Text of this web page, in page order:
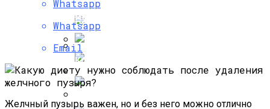
Что Можно И Нельзя Есть При
Пищевом Отравлении, Правильная
Диета Для Взрослых
Как Живет Мила Волчек, Бывшая
Возлюбленная Тимати, На Которой Он
Хотел Жениться
Жизнь Антона Макарского: От Успеха В
Кино До Счастливого Брака
Исправить — Советы И Рекомендации
По Уходу
Кремы-Кушоны: Лучшая Косметика
Whatsapp
Whatsapp
Email
Желчный пузырь важен, но и без него можно отлично